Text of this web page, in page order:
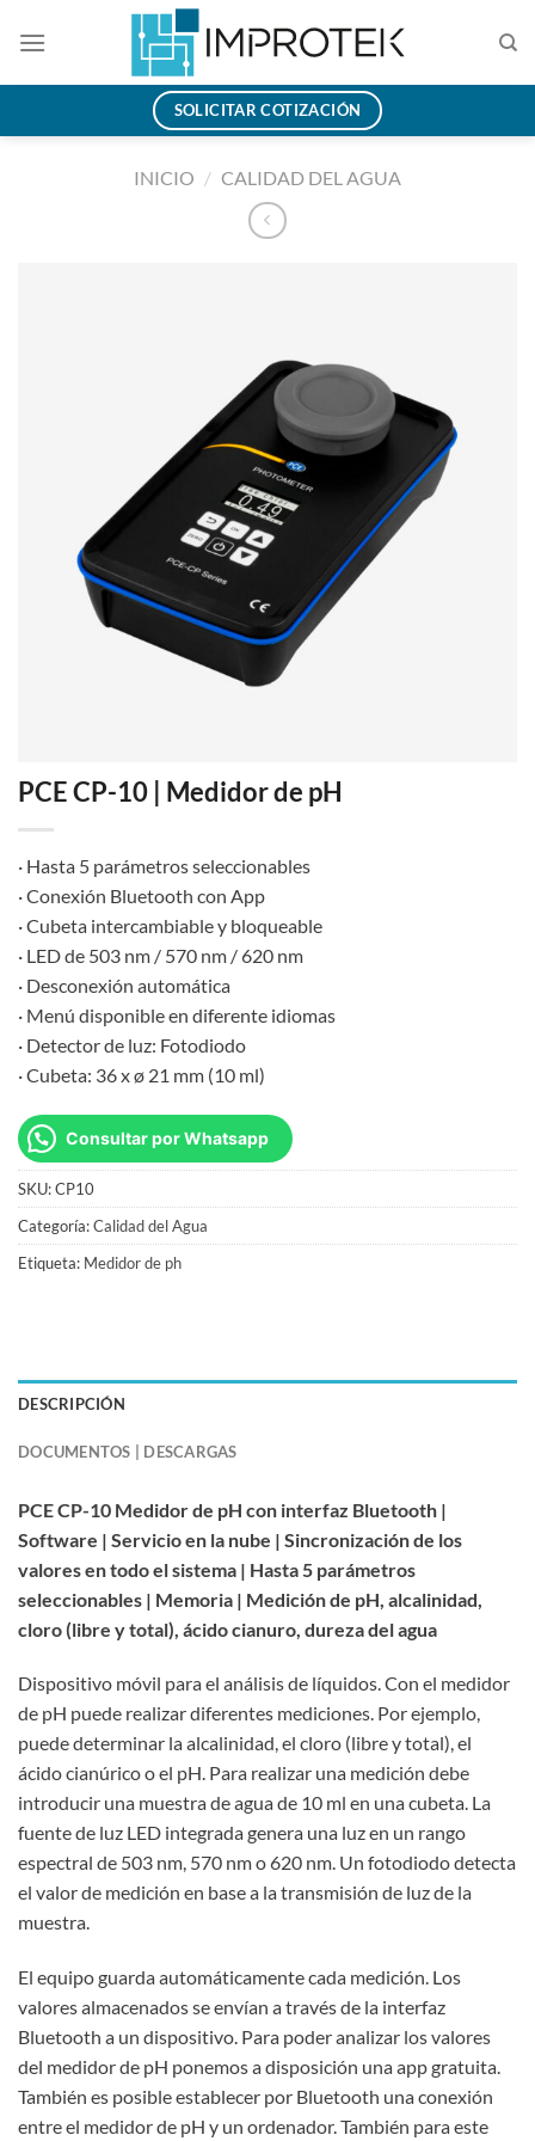
SOLICITAR COTIZACIÓN
INICIO / CALIDAD DEL AGUA
PCE CP-10 | Medidor de pH
· Hasta 5 parámetros seleccionables
· Conexión Bluetooth con App
· Cubeta intercambiable y bloqueable
· LED de 503 nm / 570 nm / 620 nm
· Desconexión automática
· Menú disponible en diferente idiomas
· Detector de luz: Fotodiodo
· Cubeta: 36 x ø 21 mm (10 ml)
Consultar por Whatsapp
SKU:CP10
Categoría:Calidad del Agua
Etiqueta: Medidor de ph
DESCRIPCIÓN
DOCUMENTOS | DESCARGAS
PCE CP-10 Medidor de pH con interfaz Bluetooth |
Software | Servicio en la nube | Sincronización de los
valores en todo el sistema | Hasta 5 parámetros
seleccionables | Memoria | Medición de pH, alcalinidad,
cloro (libre y total), ácido cianuro, dureza del agua
Dispositivo móvil para el análisis de líquidos. Con el medidor
de pH puede realizar diferentes mediciones. Por ejemplo,
puede determinar la alcalinidad, el cloro (libre y total), el
ácido cianúrico o el pH. Para realizar una medición debe
introducir una muestra de agua de 10 ml en una cubeta. La
fuente de luz LED integrada genera una luz en un rango
espectral de 503 nm, 570 nm o 620 nm. Un fotodiodo detecta
el valor de medición en base a la transmisión de luz de la
muestra.
El equipo guarda automáticamente cada medición. Los
valores almacenados se envían a través de la interfaz
Bluetooth a un dispositivo. Para poder analizar los valores
del medidor de pH ponemos a disposición una app gratuita.
También es posible establecer por Bluetooth una conexión
entre el medidor de pH y un ordenador. También para este